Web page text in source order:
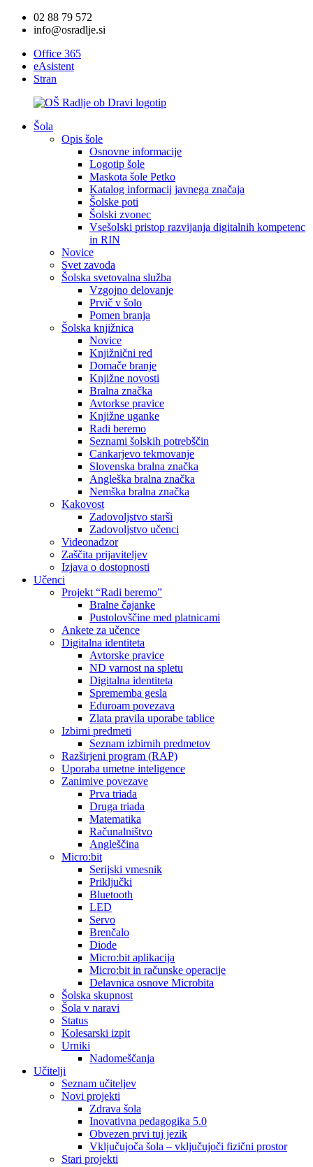
02 88 79 572
info@osradlje.si
Office 365
eAsistent
Stran
Šola
Opis šole
Osnovne informacije
Logotip šole
Maskota šole Petko
Katalog informacij javnega značaja
Šolske poti
Šolski zvonec
Vsešolski pristop razvijanja digitalnih kompetenc
in RIN
Novice
Svet zavoda
Šolska svetovalna služba
Vzgojno delovanje
Prvič v šolo
Pomen branja
Šolska knjižnica
Novice
Knjižnični red
Domače branje
Knjižne novosti
Bralna značka
Avtorkse pravice
Knjižne uganke
Radi beremo
Seznami šolskih potrebščin
Cankarjevo tekmovanje
Slovenska bralna značka
Angleška bralna značka
Nemška bralna značka
Kakovost
Zadovoljstvo starši
Zadovoljstvo učenci
Videonadzor
Zaščita prijaviteljev
Izjava o dostopnosti
Učenci
Projekt “Radi beremo”
Bralne čajanke
Pustolovščine med platnicami
Ankete za učence
Digitalna identiteta
Avtorske pravice
ND varnost na spletu
Digitalna identiteta
Sprememba gesla
Eduroam povezava
Zlata pravila uporabe tablice
Izbirni predmeti
Seznam izbirnih predmetov
Razširjeni program (RAP)
Uporaba umetne inteligence
Zanimive povezave
Prva triada
Druga triada
Matematika
Računalništvo
Angleščina
Micro:bit
Serijski vmesnik
Priključki
Bluetooth
LED
Servo
Brenčalo
Diode
Micro:bit aplikacija
Micro:bit in računske operacije
Delavnica osnove Microbita
Šolska skupnost
Šola v naravi
Status
Kolesarski izpit
Urniki
Nadomeščanja
Učitelji
Seznam učiteljev
Novi projekti
Zdrava šola
Inovativna pedagogika 5.0
Obvezen prvi tuj jezik
Vključujoča šola – vključujoči fizični prostor
Stari projekti